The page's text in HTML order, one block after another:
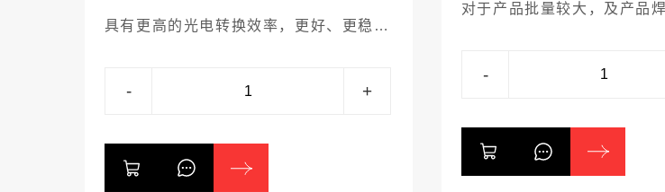
具有更高的光电转换效率，更好、更稳定
市场其他同类型镭射器优势明显。
- +
对于产品批量较大，及产品
轨迹比较复杂的产品可以选
-